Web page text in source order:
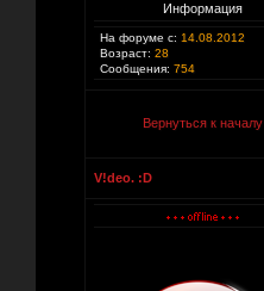
Информация
На форуме с: 14.08.2012
Возраст: 28
Сообщения: 754
Вернуться к началу
V!deo. :D